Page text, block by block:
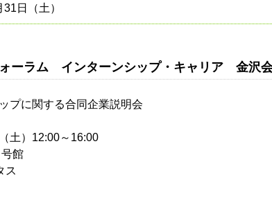
日（土）
ーラム インターンシップ・キャリア 金沢
ップに関する合同企業説明会
（土）12:00～16:00
号館
ス